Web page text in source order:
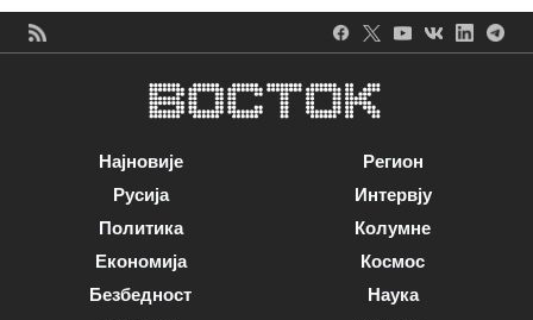
Најновије
Русија
Политика
Економија
Безбедност
Регион
Интервју
Колумне
Космос
Наука